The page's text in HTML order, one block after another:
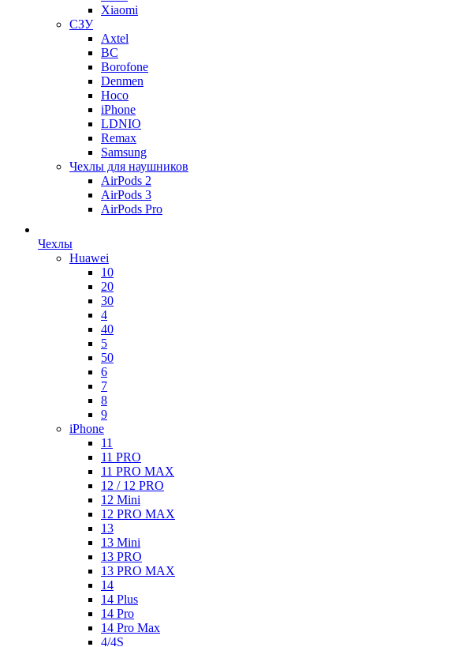
Xiaomi
СЗУ
Axtel
BC
Borofone
Denmen
Hoco
iPhone
LDNIO
Remax
Samsung
Чехлы для наушников
AirPods 2
AirPods 3
AirPods Pro
Чехлы
Huawei
10
20
30
4
40
5
50
6
7
8
9
iPhone
11
11 PRO
11 PRO MAX
12 / 12 PRO
12 Mini
12 PRO MAX
13
13 Mini
13 PRO
13 PRO MAX
14
14 Plus
14 Pro
14 Pro Max
4/4S